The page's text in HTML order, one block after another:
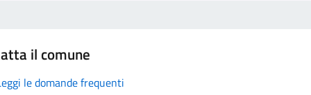
il comune
le domande frequenti